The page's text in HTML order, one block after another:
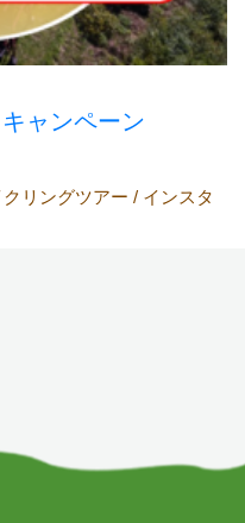
ャンペーン
リングツアー / インスタ